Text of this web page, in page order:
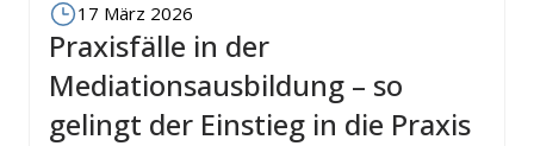
17 März 2026
Praxisfälle in der
Mediationsausbildung – so
gelingt der Einstieg in die Praxis